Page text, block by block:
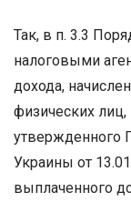
Так, в п. 3.3
налоговыми
дохода,
физических
утвержденного
Украины от
выплаченного